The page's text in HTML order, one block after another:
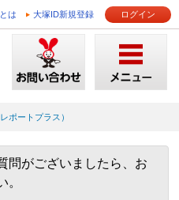
は 大塚ID新規登録 ログイン
ポートプラス）
問がございましたら、お
。